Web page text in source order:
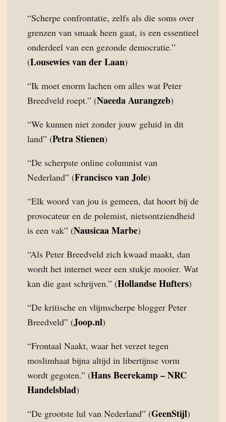
“Scherpe confrontatie, zelfs als die soms over
grenzen van smaak heen gaat, is een essentieel
onderdeel van een gezonde democratie.”
(Lousewies van der Laan)
“Ik moet enorm lachen om alles wat Peter
Breedveld roept.” (Naeeda Aurangzeb)
“We kunnen niet zonder jouw geluid in dit
land” (Petra Stienen)
“De scherpste online columnist van
Nederland” (Francisco van Jole)
“Elk woord van jou is gemeen, dat hoort bij de
provocateur en de polemist, nietsontziendheid
is een vak” (Nausicaa Marbe)
“Als Peter Breedveld zich kwaad maakt, dan
wordt het internet weer een stukje mooier. Wat
kan die gast schrijven.” (Hollandse Hufters)
“De kritische en vlijmscherpe blogger Peter
Breedveld” (Joop.nl)
“Frontaal Naakt, waar het verzet tegen
moslimhaat bijna altijd in libertijnse vorm
wordt gegoten.” (Hans Beerekamp – NRC
Handelsblad)
“De grootste lul van Nederland” (GeenStijl)